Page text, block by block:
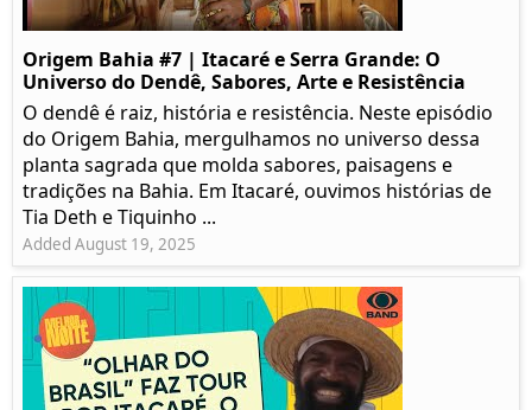
Origem Bahia #7 | Itacaré e Serra Grande: O
Universo do Dendê, Sabores, Arte e Resistência
O dendê é raiz, história e resistência. Neste episódio
do Origem Bahia, mergulhamos no universo dessa
planta sagrada que molda sabores, paisagens e
tradições na Bahia. Em Itacaré, ouvimos histórias de
Tia Deth e Tiquinho ...
Added August 19, 2025